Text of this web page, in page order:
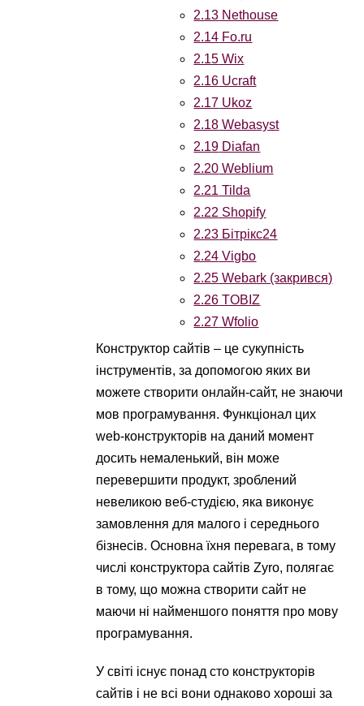
2.13 Nethouse
2.14 Fo.ru
2.15 Wix
2.16 Ucraft
2.17 Ukoz
2.18 Webasyst
2.19 Diafan
2.20 Weblium
2.21 Tilda
2.22 Shopify
2.23 Бітрікс24
2.24 Vigbo
2.25 Webark (закрився)
2.26 TOBIZ
2.27 Wfolio
Конструктор сайтів – це сукупність
інструментів, за допомогою яких ви
можете створити онлайн-сайт, не знаючи
мов програмування. Функціонал цих
web-конструкторів на даний момент
досить немаленький, він може
перевершити продукт, зроблений
невеликою веб-студією, яка виконує
замовлення для малого і середнього
бізнесів. Основна їхня перевага, в тому
числі конструктора сайтів Zyro, полягає
в тому, що можна створити сайт не
маючи ні найменшого поняття про мову
програмування.
У світі існує понад сто конструкторів
сайтів і не всі вони однаково хороші за